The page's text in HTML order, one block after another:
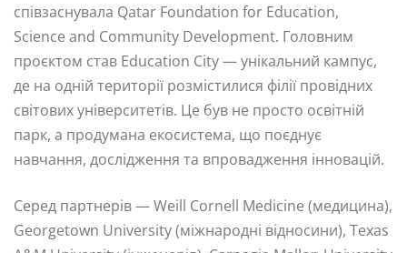
співзаснувала Qatar Foundation for Education,
Science and Community Development. Головним
проєктом став Education City — унікальний кампус,
де на одній території розмістилися філії провідних
світових університетів. Це був не просто освітній
парк, а продумана екосистема, що поєднує
навчання, дослідження та впровадження інновацій.
Серед партнерів — Weill Cornell Medicine (медицина),
Georgetown University (міжнародні відносини), Texas